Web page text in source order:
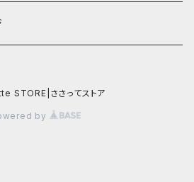
STORE|ささってストア
by